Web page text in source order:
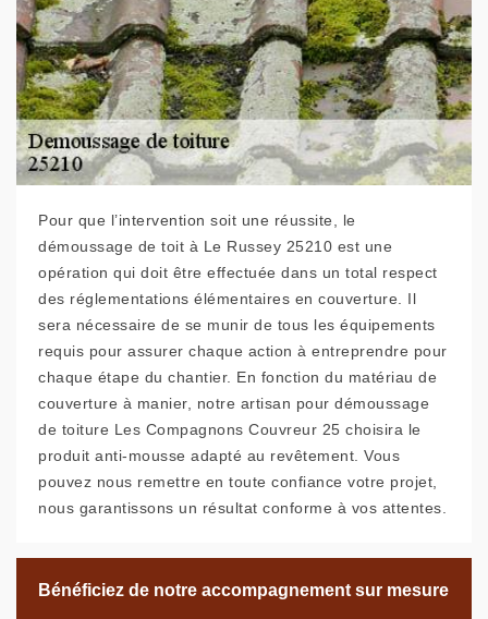
Pour que l’intervention soit une réussite, le
démoussage de toit à Le Russey 25210 est une
opération qui doit être effectuée dans un total respect
des réglementations élémentaires en couverture. Il
sera nécessaire de se munir de tous les équipements
requis pour assurer chaque action à entreprendre pour
chaque étape du chantier. En fonction du matériau de
couverture à manier, notre artisan pour démoussage
de toiture Les Compagnons Couvreur 25 choisira le
produit anti-mousse adapté au revêtement. Vous
pouvez nous remettre en toute confiance votre projet,
nous garantissons un résultat conforme à vos attentes.
Bénéficiez de notre accompagnement sur mesure